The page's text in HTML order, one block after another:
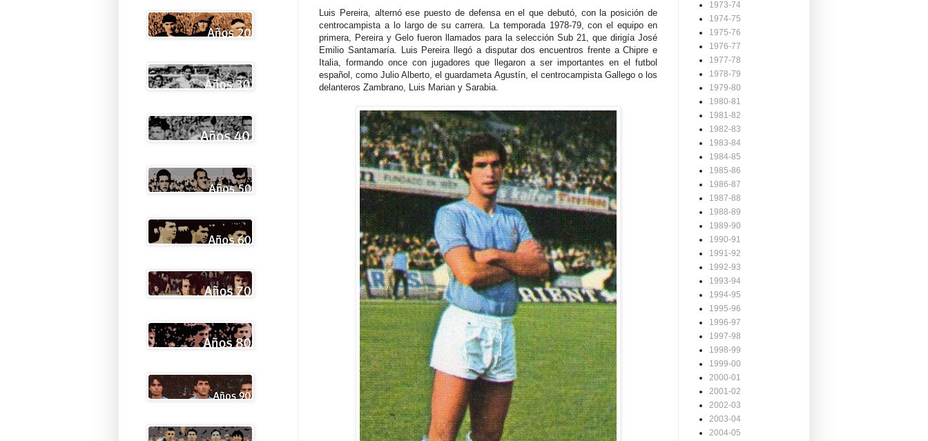
Luis Pereira, alternó ese puesto de defensa en el que debutó, con la posición de
centrocampista a lo largo de su carrera. La temporada 1978-79, con el equipo en
primera, Pereira y Gelo fueron llamados para la selección Sub 21, que dirigía José
Emilio Santamaría. Luis Pereira llegó a disputar dos encuentros frente a Chipre e
Italia, formando once con jugadores que llegaron a ser importantes en el futbol
español, como Julio Alberto, el guardameta Agustín, el centrocampista Gallego o los
delanteros Zambrano, Luis Marian y Sarabia.
1973-74
1974-75
1975-76
1976-77
1977-78
1978-79
1979-80
1980-81
1981-82
1982-83
1983-84
1984-85
1985-86
1986-87
1987-88
1988-89
1989-90
1990-91
1991-92
1992-93
1993-94
1994-95
1995-96
1996-97
1997-98
1998-99
1999-00
2000-01
2001-02
2002-03
2003-04
2004-05